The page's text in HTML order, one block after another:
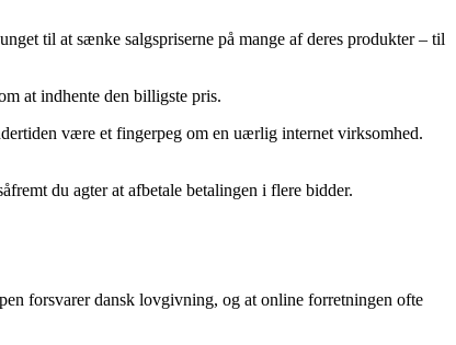
til at sænke salgspriserne på mange af deres produkter – til
at indhente den billigste pris.
være et fingerpeg om en uærlig internet virksomhed.
du agter at afbetale betalingen i flere bidder.
forsvarer dansk lovgivning, og at online forretningen ofte